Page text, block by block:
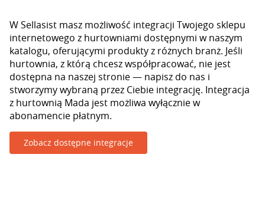
W Sellasist masz możliwość integracji Twojego sklepu
internetowego z hurtowniami dostępnymi w naszym
katalogu, oferującymi produkty z różnych branż. Jeśli
hurtownia, z którą chcesz współpracować, nie jest
dostępna na naszej stronie — napisz do nas i
stworzymy wybraną przez Ciebie integrację. Integracja
z hurtownią Mada jest możliwa wyłącznie w
abonamencie płatnym.
Zobacz dostępne integracje